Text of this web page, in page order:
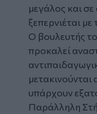
μεγάλος και
ξεπερνιέται με
Ο βουλευτής
προκαλεί
υπάρχουν
Παράλληλη